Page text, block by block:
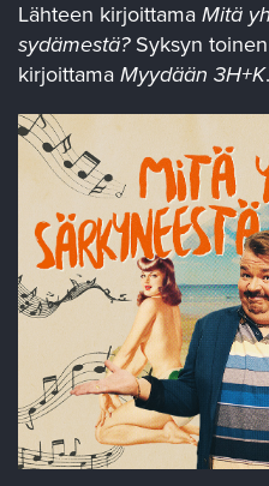
Lähteen kirjoittama Mitä
sydämestä?Syksyn
kirjoittama Myydään 3H+K.